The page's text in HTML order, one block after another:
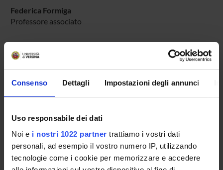
Consenso Dettagli Impostazioni degli annunci
Uso responsabile dei dati
Noi e i nostri 1022 partner trattiamo i vostri dati
personali, ad esempio il vostro numero IP, utilizzando
tecnologie come i cookie per memorizzare e accedere
Federica Formiga
Professore associato
giuseppe parlato
Università degli Studi Internazionali di Roma
AREE DI RICERCA COINVOLTE DAL PROGETTO
Storia e Antropologia
Cultural heritage, cultural identities and memories